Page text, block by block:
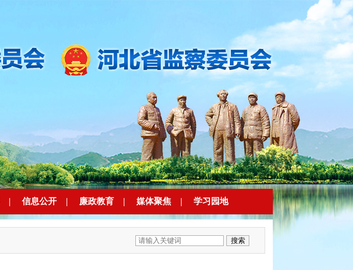
| 信息公开 | 廉政教育 | 媒体聚焦 | 学习园地